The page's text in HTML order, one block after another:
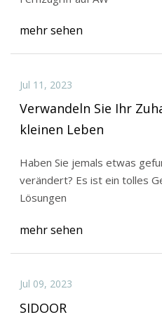
mehr sehen
Jul 11, 2023
Verwandeln Sie Ihr
kleinen Leben
Haben Sie jemals etwas
verändert? Es ist ein tolles Gefühl! Ich bin von allen
Lösungen
mehr sehen
Jul 09, 2023
SIDOOR